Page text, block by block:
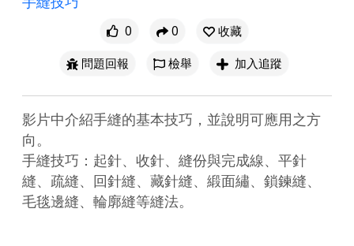
0 0
收藏
問題回報
檢舉 加入追蹤
影片中介紹手縫的基本技巧，並說明可應用之方
向。
手縫技巧：起針、收針、縫份與完成線、平針
縫、疏縫、回針縫、藏針縫、緞面繡、鎖鍊縫、
毛毯邊縫、輪廓縫等縫法。